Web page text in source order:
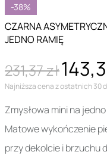
-38%
CZARNA
JEDNO RAMIĘ
231,37 zł
Najniższa cena z ostatnich 30
Zmysłowa mini na
Matowe wykończenie
przy dekolcie i brzuchu